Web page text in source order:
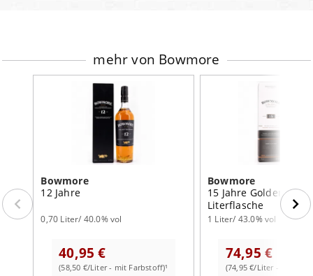
mehr von Bowmore
Bowmore
12 Jahre
0,70 Liter/ 40.0% vol
40,95 €
(58,50 €/Liter - mit Farbstoff)¹
Bowmore
15 Jahre Golden &
Literflasche
1 Liter/ 43.0% vol
74,95 €
(74,95 €/Liter - mit